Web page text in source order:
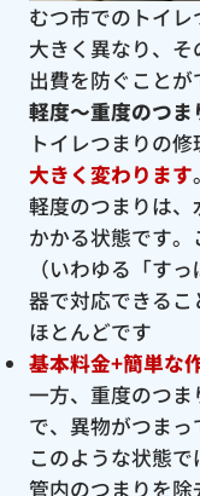
むつ市でのトイ
大きく異なり、
出費を防ぐことが
軽度〜重度のつ
トイレつまりの修
大きく変わります。
軽度のつまりは
かかる状態です
（いわゆる「す
器で対応できる
ほとんどです
基本料金+簡単な
一方、重度のつ
で、異物がつまっ
このような状態
管内のつまりを